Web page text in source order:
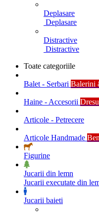
Deplasare
Deplasare
Distractive
Distractive
Toate categoriile
Balet - Serbari Balerini
Haine - Accesorii
Articole - Petrecere
Articole Handmade
Figurine
Jucarii din lemn
Jucarii executate din
Jucarii baieti